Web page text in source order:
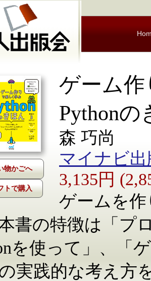
トで購入
ゲーム
Pythonの
森 巧尚
マイナビ出
3,135円
ゲームを作
書の特徴は「プ
を使って」、「
実践的な考え方